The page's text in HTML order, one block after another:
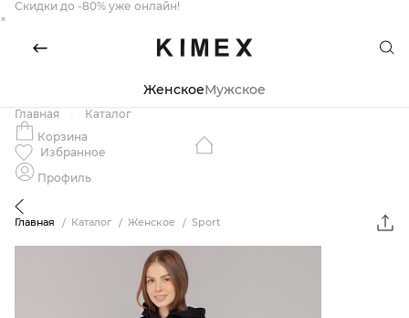
Скидки до -80% уже онлайн!
×
ЖенскоеМужское
Главная
Каталог
Корзина
Избранное
Профиль
Главная Каталог Женское Sport